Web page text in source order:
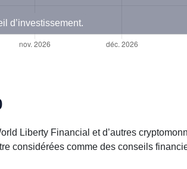
d’investissement.
Liberty Financial et d’autres
considérées comme des conseils